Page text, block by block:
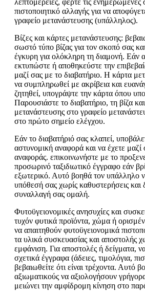
λεπτομέρειες, φέρτε τις ενημερωμένες
πιστοποιητικό αλλαγής για να
γραφείο μετανάστευσης (υπάλληλος).
Βίζες και κάρτες μετανάστευσης:
σωστό τύπο βίζας για τον σκοπό σας
έγκυρη για ολόκληρη τη διαμονή. Εάν
εκτυπώστε ή αποθηκεύστε την
μαζί σας με το διαβατήριο. Η κάρτα
να συμπληρωθεί με ακρίβεια και
ζητηθεί, υπογράψτε την κάρτα όπου
Παρουσιάστε το διαβατήριο, τη βίζα
μετανάστευσης στο γραφείο
στο πρώτο σημείο ελέγχου.
Εάν το διαβατήριό σας κλαπεί,
αστυνομική αναφορά και να έχετε μαζί
αναφοράς. επικοινωνήστε με το
προσωρινό ταξιδιωτικό έγγραφο εάν
εξωτερικό. Αυτό βοηθά τον υπάλληλο
υπόθεσή σας χωρίς καθυστερήσεις και
συναλλαγή σας ομαλή.
Φυτοϋγειονομικές ανησυχίες και
τυχόν φυτικά προϊόντα, χώμα ή
να απαιτηθούν φυτοϋγειονομικά
τα υλικά συσκευασίας και αποστολής
εμφάνιση. Για αποστολές ή δείγματα,
σχετικά έγγραφα (άδειες, τιμολόγια,
βεβαιωθείτε ότι είναι τρέχοντα. Αυτό
αξιωματικούς να αξιολογήσουν
μειώνει την αμφίδρομη κίνηση στο